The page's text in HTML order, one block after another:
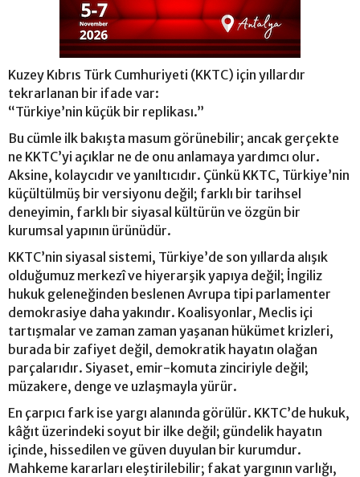
Kuzey Kıbrıs Türk Cumhuriyeti (KKTC) için yıllardır
tekrarlanan bir ifade var:
“Türkiye’nin küçük bir replikası.”
Bu cümle ilk bakışta masum görünebilir; ancak gerçekte
ne KKTC’yi açıklar ne de onu anlamaya yardımcı olur.
Aksine, kolaycıdır ve yanıltıcıdır. Çünkü KKTC, Türkiye’nin
küçültülmüş bir versiyonu değil; farklı bir tarihsel
deneyimin, farklı bir siyasal kültürün ve özgün bir
kurumsal yapının ürünüdür.
KKTC’nin siyasal sistemi, Türkiye’de son yıllarda alışık
olduğumuz merkezî ve hiyerarşik yapıya değil; İngiliz
hukuk geleneğinden beslenen Avrupa tipi parlamenter
demokrasiye daha yakındır. Koalisyonlar, Meclis içi
tartışmalar ve zaman zaman yaşanan hükümet krizleri,
burada bir zafiyet değil, demokratik hayatın olağan
parçalarıdır. Siyaset, emir-komuta zinciriyle değil;
müzakere, denge ve uzlaşmayla yürür.
En çarpıcı fark ise yargı alanında görülür. KKTC’de hukuk,
kâğıt üzerindeki soyut bir ilke değil; gündelik hayatın
içinde, hissedilen ve güven duyulan bir kurumdur.
Mahkeme kararları eleştirilebilir; fakat yargının varlığı,